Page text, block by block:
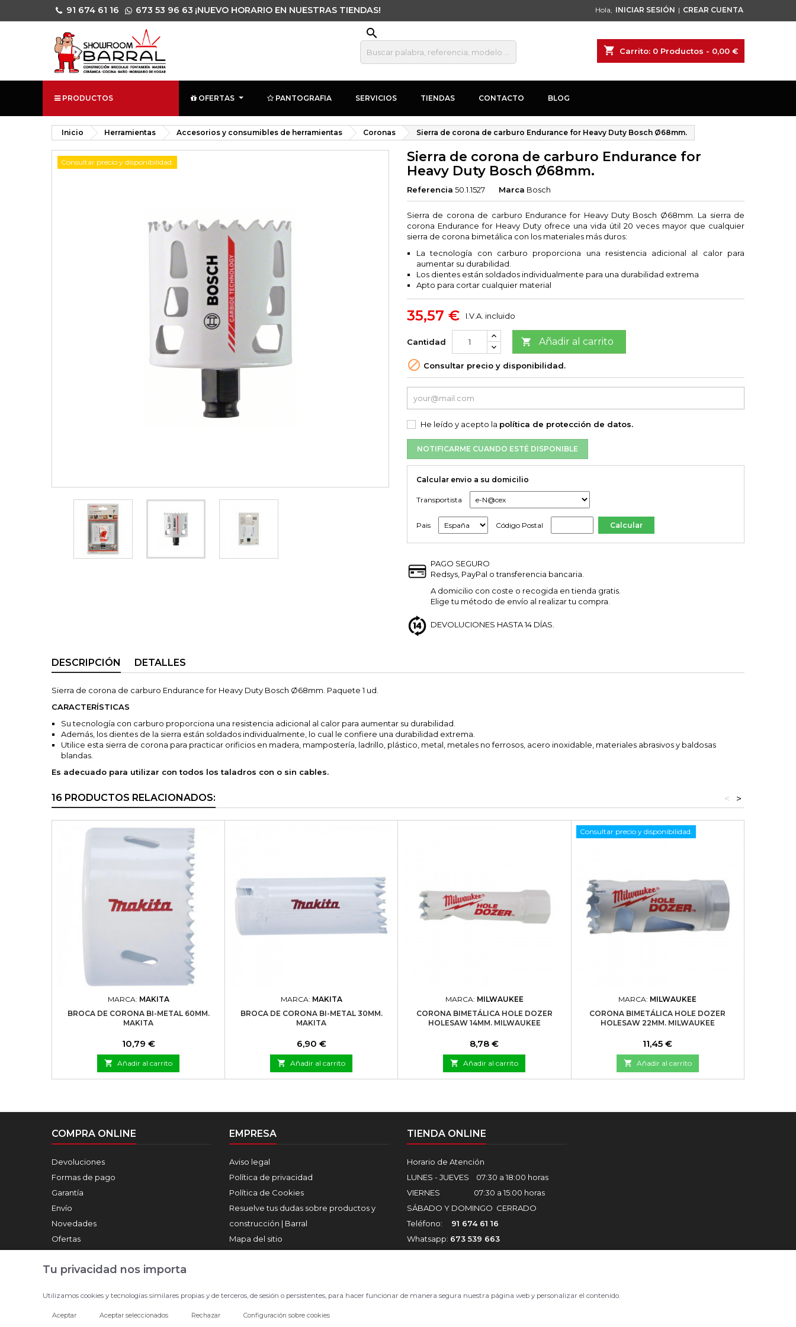
Tu privacidad nos importa
Utilizamos cookies y tecnologías similares propias y de terceros, de sesión o persistentes, para hacer funcionar de manera segura nuestra página web y personalizar el contenido.
Aceptar Aceptar seleccionados Rechazar Configuración sobre cookies
91 674 61 16 673 53 96 63 ¡NUEVO HORARIO EN NUESTRAS TIENDAS! Hola, INICIAR SESIÓN | CREAR CUENTA
shopping_cart Carrito: 0 Productos - 0,00 €
search
PRODUCTOS OFERTAS PANTOGRAFIA SERVICIOS TIENDAS CONTACTO BLOG
Inicio Herramientas Accesorios y consumibles de herramientas Coronas Sierra de corona de carburo Endurance for Heavy Duty Bosch Ø68mm.
Consultar precio y disponibilidad.
Sierra de corona de carburo Endurance for
Heavy Duty Bosch Ø68mm.
Referencia 50.1.1527 Marca Bosch
Sierra de corona de carburo Endurance for Heavy Duty Bosch Ø68mm. La sierra de
corona Endurance for Heavy Duty ofrece una vida útil 20 veces mayor que cualquier
sierra de corona bimetálica con los materiales más duros:
La tecnología con carburo proporciona una resistencia adicional al calor para
aumentar su durabilidad.
Los dientes están soldados individualmente para una durabilidad extrema
Apto para cortar cualquier material
35,57 € I.V.A. incluido
Cantidad  Añadir al carrito
 Consultar precio y disponibilidad.
He leído y acepto la política de protección de datos.
NOTIFICARME CUANDO ESTÉ DISPONIBLE
Calcular envio a su domicilio
Transportista
Pais Código Postal
PAGO SEGURO
Redsys, PayPal o transferencia bancaria.
A domicilio con coste o recogida en tienda gratis.
Elige tu método de envío al realizar tu compra.
DEVOLUCIONES HASTA 14 DÍAS.
DESCRIPCIÓN DETALLES
Sierra de corona de carburo Endurance for Heavy Duty Bosch Ø68mm. Paquete 1 ud.
CARACTERÍSTICAS
Su tecnología con carburo proporciona una resistencia adicional al calor para aumentar su durabilidad.
Además, los dientes de la sierra están soldados individualmente, lo cual le confiere una durabilidad extrema.
Utilice esta sierra de corona para practicar orificios en madera, mampostería, ladrillo, plástico, metal, metales no ferrosos, acero inoxidable, materiales abrasivos y baldosas
blandas.
Es adecuado para utilizar con todos los taladros con o sin cables.
16 PRODUCTOS RELACIONADOS: >
<
MARCA: MAKITA
BROCA DE CORONA BI-METAL 60MM.
MAKITA
Precio
10,79 €
 Añadir al carrito
MARCA: MAKITA
BROCA DE CORONA BI-METAL 30MM.
MAKITA
Precio
6,90 €
 Añadir al carrito
MARCA: MILWAUKEE
CORONA BIMETÁLICA HOLE DOZER
HOLESAW 14MM. MILWAUKEE
Precio
8,78 €
 Añadir al carrito
Consultar precio y disponibilidad.
MARCA: MILWAUKEE
CORONA BIMETÁLICA HOLE DOZER
HOLESAW 22MM. MILWAUKEE
Precio
11,45 €
 Añadir al carrito
COMPRA ONLINE
Devoluciones
Formas de pago
Garantía
Envío
Novedades
Ofertas
EMPRESA
Aviso legal
Política de privacidad
Política de Cookies
Resuelve tus dudas sobre productos y
construcción | Barral
Mapa del sitio
TIENDA ONLINE
Horario de Atención
LUNES - JUEVES 07:30 a 18:00 horas
VIERNES 07:30 a 15:00 horas
SÁBADO Y DOMINGO CERRADO
Teléfono: 91 674 61 16
Whatsapp: 673 539 663
© Copyright 2026 Showroom Barral S.L.U..